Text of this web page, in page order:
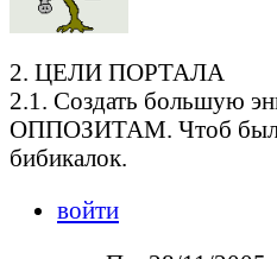
2. ЦЕЛИ ПОРТАЛА
2.1. Создать большую
ОППОЗИТАМ. Чтоб было
бибикалок.
войти